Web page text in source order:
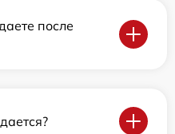
после